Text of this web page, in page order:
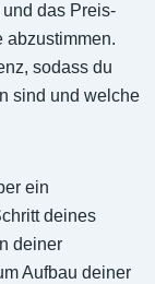
das Preis-
abzustimmen.
sodass du
sind und welche
ein
deines
deiner
Aufbau deiner